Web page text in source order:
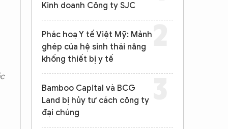
Kinh doanh Công ty SJC
Phác hoạ Y tế Việt Mỹ: Mảnh
ghép của hệ sinh thái nâng
khống thiết bị y tế
Bamboo Capital và BCG
Land bị hủy tư cách công ty
đại chúng